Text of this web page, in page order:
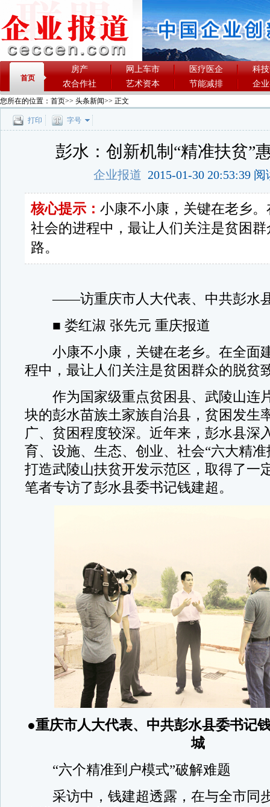
首页
房产 网上车市 医疗医企
科
农合作社
艺术资本 节能减排 企
您所在的位置： 首页>> 头条新闻>> 正文
打印 字号
彭水：创新机制“精准扶贫”
企业报道 2015-01-30 20:53:39
核心提示： 小康不小康，关键在老乡
社会的进程中，最让人们关注是贫困
路。
——访重庆市人大代表、中共彭水县
■ 娄红淑 张先元 重庆报道
小康不小康，关键在老乡。在全面
程中，最让人们关注是贫困群众的脱贫
作为国家级重点贫困县、武陵山连
块的彭水苗族土家族自治县，贫困发生
广、贫困程度较深。近年来，彭水县深
育、设施、生态、创业、社会“六大精
打造武陵山扶贫开发示范区，取得了一
笔者专访了彭水县委书记钱建超。
●重庆市人大代表、中共彭水县委书记
城
“六个精准到户模式”破解难题
采访中，钱建超透露，在与全市同